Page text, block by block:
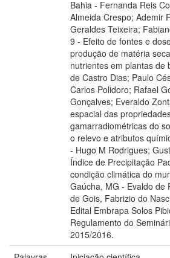
Bahia - Fernanda Reis
Almeida Crespo; Ademir
Geraldes Teixeira;
9 - Efeito de fontes e
produção de matéria
nutrientes em plantas de
de Castro Dias; Paulo
Carlos Polidoro; Rafael
Gonçalves; Everaldo
espacial das
gamarradiométricas do
o relevo e atributos
- Hugo M Rodrigues;
Índice de Precipitação
condição climática do
Gaúcha, MG - Evaldo de
de Gois, Fabrizio do
Edital Embrapa Solos
Regulamento do
2015/2016.